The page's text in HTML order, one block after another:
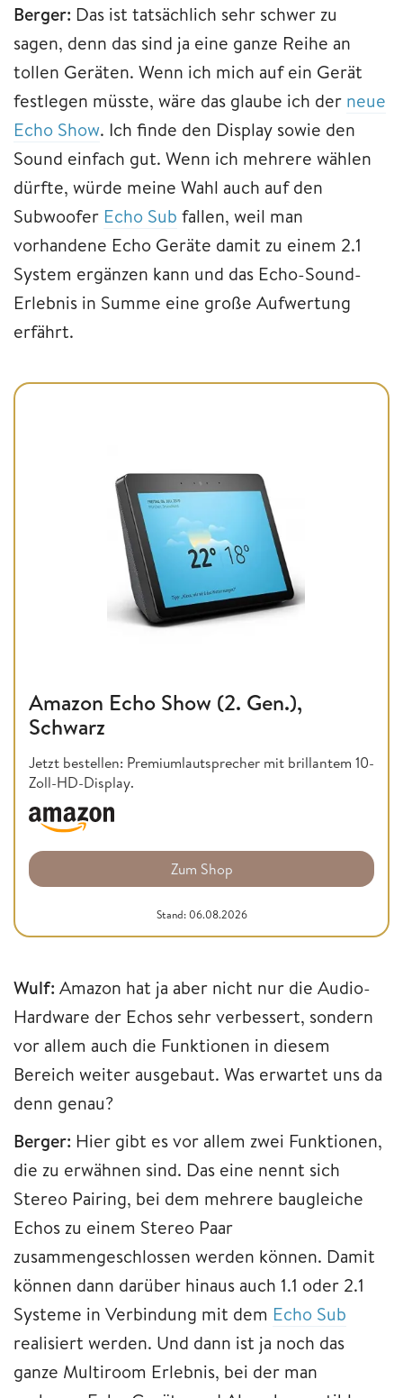
Berger: Das ist tatsächlich sehr schwer zu
sagen, denn das sind ja eine ganze Reihe an
tollen Geräten. Wenn ich mich auf ein Gerät
festlegen müsste, wäre das glaube ich der neue
Echo Show. Ich finde den Display sowie den
Sound einfach gut. Wenn ich mehrere wählen
dürfte, würde meine Wahl auch auf den
Subwoofer Echo Sub fallen, weil man
vorhandene Echo Geräte damit zu einem 2.1
System ergänzen kann und das Echo-Sound-
Erlebnis in Summe eine große Aufwertung
erfährt.
Amazon Echo Show (2. Gen.),
Schwarz
Jetzt bestellen: Premiumlautsprecher mit brillantem 10-
Zoll-HD-Display.
Zum Shop
Stand: 06.08.2026
Wulf: Amazon hat ja aber nicht nur die Audio-
Hardware der Echos sehr verbessert, sondern
vor allem auch die Funktionen in diesem
Bereich weiter ausgebaut. Was erwartet uns da
denn genau?
Berger: Hier gibt es vor allem zwei Funktionen,
die zu erwähnen sind. Das eine nennt sich
Stereo Pairing, bei dem mehrere baugleiche
Echos zu einem Stereo Paar
zusammengeschlossen werden können. Damit
können dann darüber hinaus auch 1.1 oder 2.1
Systeme in Verbindung mit dem Echo Sub
realisiert werden. Und dann ist ja noch das
ganze Multiroom Erlebnis, bei der man